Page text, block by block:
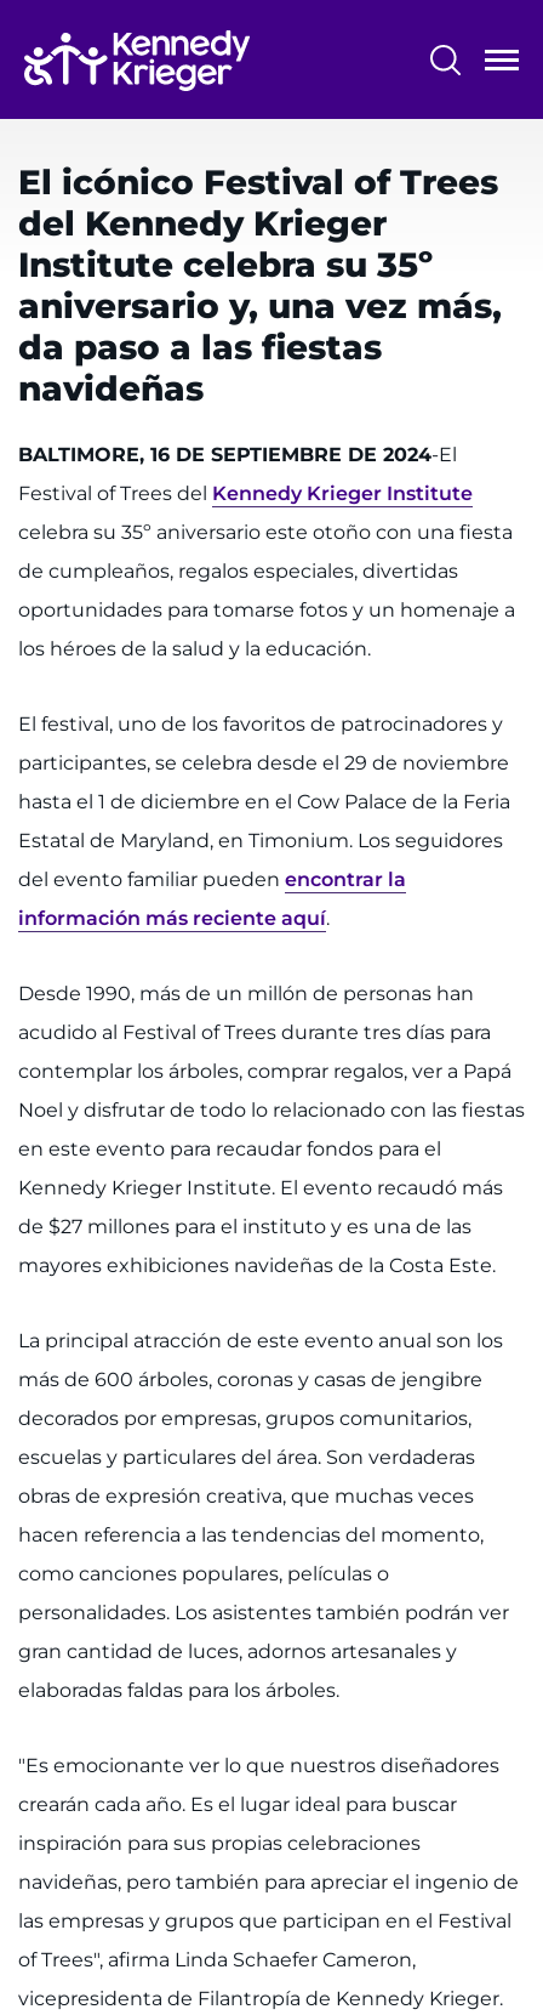
contenido
principal
Menú
sistema
Centros y programas
Investigación
Capacitación
Escuelas
Comunidad
REFERIR A UN PACIENTE
888-554-2080
Donar
Acerca de
Eventos
Ubicaciones
MyChart
Concertar una cita
Acceder a Epic CareLink
Ver cómo llegar
Solicitar historias clínicas
Buscar un especialista
Buscar departamentos
Donar u ofrecerme como voluntario
Contactar al Instituto
Pagar mi factura
El icónico Festival of Trees
del Kennedy Krieger
Institute celebra su 35º
aniversario y, una vez más,
da paso a las fiestas
navideñas
BALTIMORE, 16 DE SEPTIEMBRE DE 2024-El
Festival of Trees del Kennedy Krieger Institute
celebra su 35º aniversario este otoño con una fiesta
de cumpleaños, regalos especiales, divertidas
oportunidades para tomarse fotos y un homenaje a
los héroes de la salud y la educación.
El festival, uno de los favoritos de patrocinadores y
participantes, se celebra desde el 29 de noviembre
hasta el 1 de diciembre en el Cow Palace de la Feria
Estatal de Maryland, en Timonium. Los seguidores
del evento familiar pueden encontrar la
información más reciente aquí.
Desde 1990, más de un millón de personas han
acudido al Festival of Trees durante tres días para
contemplar los árboles, comprar regalos, ver a Papá
Noel y disfrutar de todo lo relacionado con las fiestas
en este evento para recaudar fondos para el
Kennedy Krieger Institute. El evento recaudó más
de $27 millones para el instituto y es una de las
mayores exhibiciones navideñas de la Costa Este.
La principal atracción de este evento anual son los
más de 600 árboles, coronas y casas de jengibre
decorados por empresas, grupos comunitarios,
escuelas y particulares del área. Son verdaderas
obras de expresión creativa, que muchas veces
hacen referencia a las tendencias del momento,
como canciones populares, películas o
personalidades. Los asistentes también podrán ver
gran cantidad de luces, adornos artesanales y
elaboradas faldas para los árboles.
"Es emocionante ver lo que nuestros diseñadores
crearán cada año. Es el lugar ideal para buscar
inspiración para sus propias celebraciones
navideñas, pero también para apreciar el ingenio de
las empresas y grupos que participan en el Festival
of Trees", afirma Linda Schaefer Cameron,
vicepresidenta de Filantropía de Kennedy Krieger.